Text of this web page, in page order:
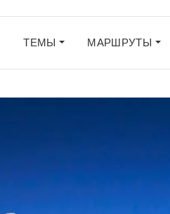
ТЕМЫ МАРШРУТЫ